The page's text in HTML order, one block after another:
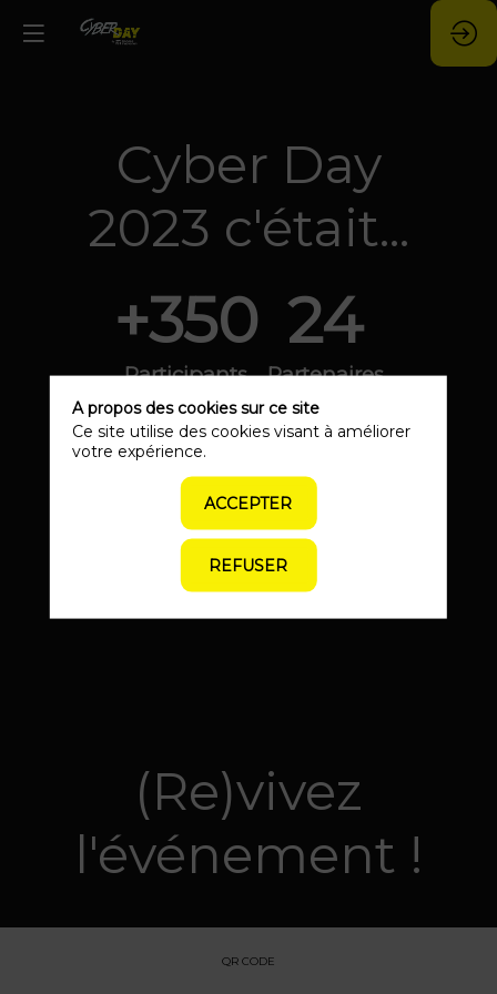
Cyber Day
2023 c'était...
+350
Participants
24
Partenaires
15
Exposants
46
Intervenants
250
(Re)vivez
l'événement !
Découvrez les photos des moments
QR CODE
A propos des cookies sur ce site
Ce site utilise des cookies visant à améliorer
votre expérience.
ACCEPTER
REFUSER